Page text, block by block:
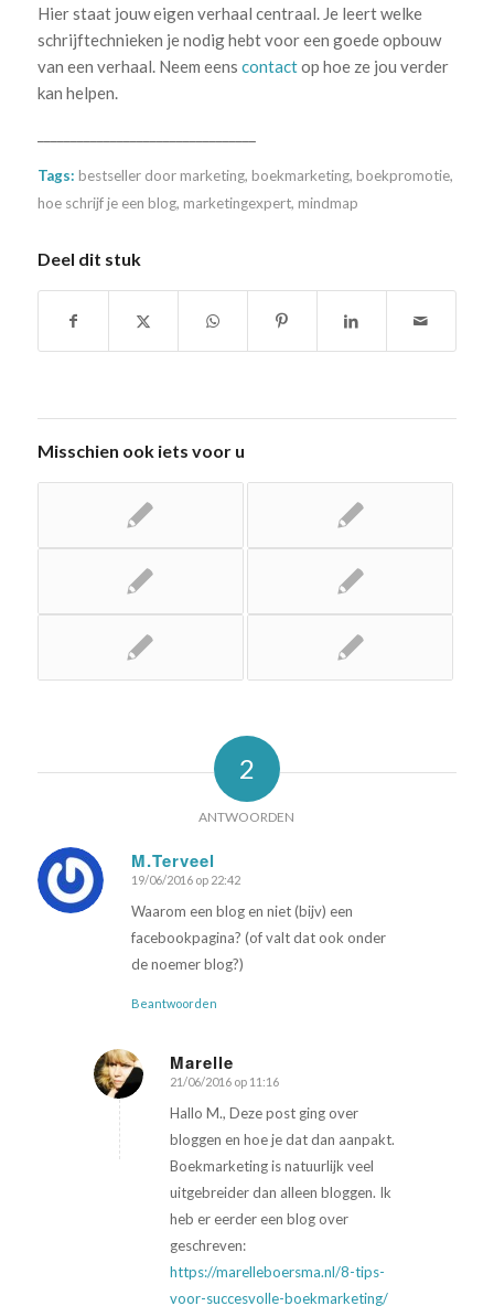
Hier staat jouw eigen verhaal centraal. Je leert welke
schrijftechnieken je nodig hebt voor een goede opbouw
van een verhaal. Neem eens contactop hoe ze jou verder
kan helpen.
Tags: bestseller door marketing, boekmarketing, boekpromotie,
hoe schrijf je een blog, marketingexpert, mindmap
Deel dit stuk
Misschien ook iets voor u
2
ANTWOORDEN
M.Terveel
zegt:
19/06/2016 op 22:42
Waarom een blog en niet (bijv) een
facebookpagina? (of valt dat ook onder
de noemer blog?)
Beantwoorden
Marelle
zegt:
21/06/2016 op 11:16
Hallo M., Deze post ging over
bloggen en hoe je dat dan aanpakt.
Boekmarketing is natuurlijk veel
uitgebreider dan alleen bloggen. Ik
heb er eerder een blog over
geschreven:
https://marelleboersma.nl/8-tips-
voor-succesvolle-boekmarketing/